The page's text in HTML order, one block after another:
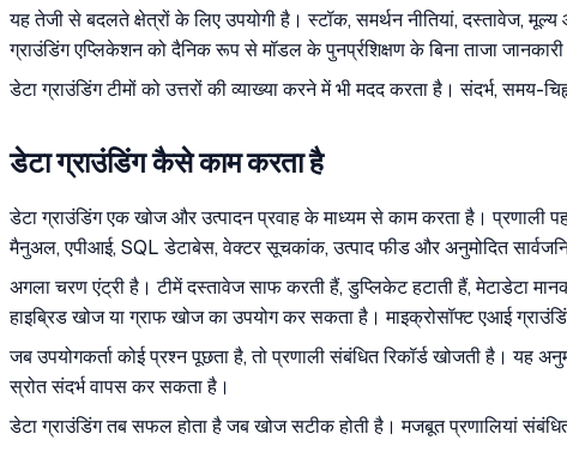
यह तेजी से बदलते क्षेत्रों के लिए उपयोगी है। स्टॉक, समर्थन नीतियां, दस्तावेज,
ग्राउंडिंग एप्लिकेशन को दैनिक रूप से मॉडल के पुनर्प्रशिक्षण के बिना ताजा
डेटा ग्राउंडिंग टीमों को उत्तरों की व्याख्या करने में भी मदद करता है। संदर्भ, समय-
डेटा ग्राउंडिंग कैसे काम करता है
डेटा ग्राउंडिंग एक खोज और उत्पादन प्रवाह के माध्यम से काम करता है। प्रणाली
मैनुअल, एपीआई, SQL डेटाबेस, वेक्टर सूचकांक, उत्पाद फीड और अनुमोदित
अगला चरण एंट्री है। टीमें दस्तावेज साफ करती हैं, डुप्लिकेट हटाती हैं, मेटाडेटा
हाइब्रिड खोज या ग्राफ खोज का उपयोग कर सकता है। माइक्रोसॉफ्ट एआई
जब उपयोगकर्ता कोई प्रश्न पूछता है, तो प्रणाली संबंधित रिकॉर्ड खोजती है। यह
स्रोत संदर्भ वापस कर सकता है।
डेटा ग्राउंडिंग तब सफल होता है जब खोज सटीक होती है। मजबूत प्रणालियां